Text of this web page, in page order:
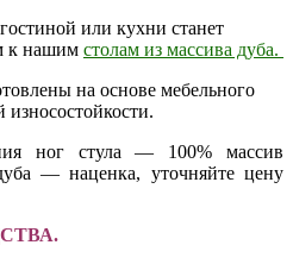
или кухни станет
к нашим столам из массива дуба.
на основе мебельного
ног стула — 100% массив
— наценка, уточняйте цену